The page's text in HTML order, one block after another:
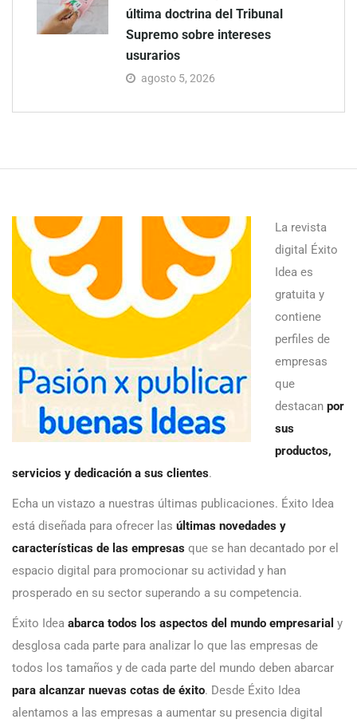
última doctrina del Tribunal
Supremo sobre intereses
usurarios
agosto 5, 2026
La revista
digital Éxito
Idea es
gratuita y
contiene
perfiles de
empresas
que
destacan por
sus
productos,
servicios y dedicación a sus clientes.
Echa un vistazo a nuestras últimas publicaciones. Éxito Idea
está diseñada para ofrecer las últimas novedades y
características de las empresas que se han decantado por el
espacio digital para promocionar su actividad y han
prosperado en su sector superando a su competencia.
Éxito Idea abarca todos los aspectos del mundo empresarial y
desglosa cada parte para analizar lo que las empresas de
todos los tamaños y de cada parte del mundo deben abarcar
para alcanzar nuevas cotas de éxito. Desde Éxito Idea
alentamos a las empresas a aumentar su presencia digital